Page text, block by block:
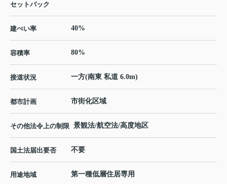
セットバック
建ぺい率 40%
容積率 80%
接道状況 一方(南東 私道 6.0m)
都市計画 市街化区域
その他法令上の制限 景観法/航空法/高度地区
国土法届出要否 不要
用途地域 第一種低層住居専用